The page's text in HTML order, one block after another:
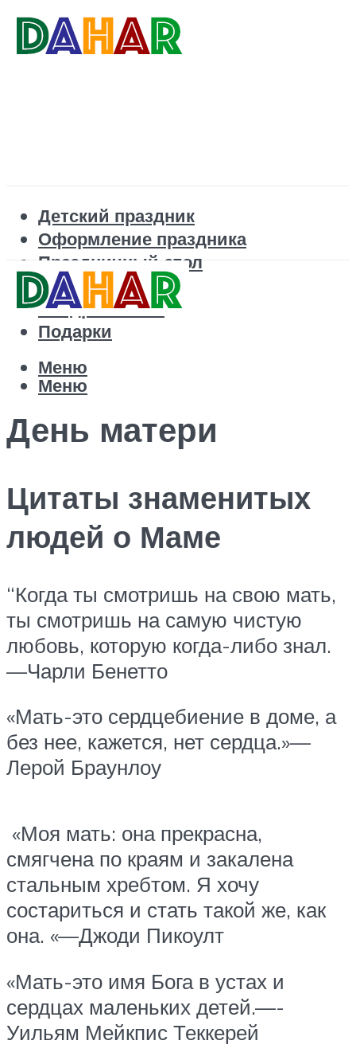
Детский праздник
Оформление праздника
Праздничный стол
Корпоратив
Поздравления
Подарки
Меню
Меню
День матери
Цитаты знаменитых
людей о Маме
“Когда ты смотришь на свою мать,
ты смотришь на самую чистую
любовь, которую когда-либо знал.
—Чарли Бенетто
«Мать-это сердцебиение в доме, а
без нее, кажется, нет сердца.»—
Лерой Браунлоу
«Моя мать: она прекрасна,
смягчена по краям и закалена
стальным хребтом. Я хочу
состариться и стать такой же, как
она. «—Джоди Пикоулт
«Мать-это имя Бога в устах и
сердцах маленьких детей.—-
Уильям Мейкпис Теккерей